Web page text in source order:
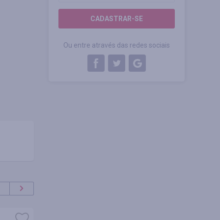
CADASTRAR-SE
Ou entre através das redes sociais